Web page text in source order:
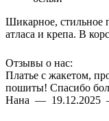
Шикарное, стильное
атласа и крепа. В
Отзывы о нас:
Платье с жакетом,
пошиты! Спасибо
Нана — 19.12.2025